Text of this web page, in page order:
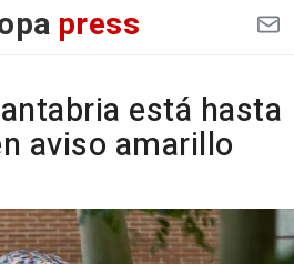
press
está hasta
aviso amarillo